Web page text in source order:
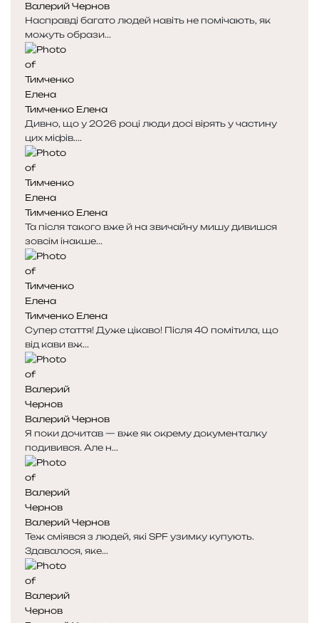
Валерий Чернов
Насправді багато людей навіть не помічають, як
можуть образи...
Тимченко Елена
Дивно, що у 2026 році люди досі вірять у частину
цих міфів....
Тимченко Елена
Та після такого вже й на звичайну мишу дивишся
зовсім інакше...
Тимченко Елена
Супер стаття! Дуже цікаво! Після 40 помітила, що
від кави вж...
Валерий Чернов
Я поки дочитав — вже як окрему документалку
подивився. Але н...
Валерий Чернов
Теж сміявся з людей, які SPF узимку купують.
Здавалося, яке...